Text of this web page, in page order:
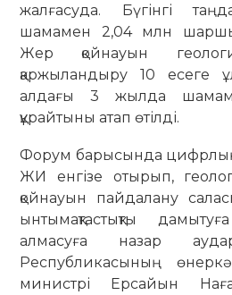
жалғасуда. Бүгінгі
шамамен 2,04 млн шаршы
Жер қойнауын
қаржыландыру 10 есеге
алдағы 3 жылда
құрайтыны атап өтілді.
Форум барысында цифрлық
ЖИ енгізе отырып,
қойнауын пайдалану
ынтымақтастықты
алмасуға назар
Республикасының
министрі Ерсайын